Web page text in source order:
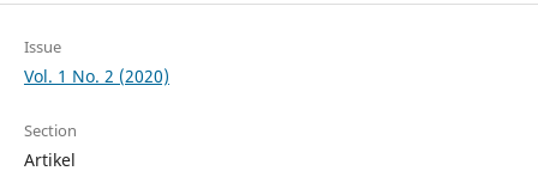
Issue
Vol. 1 No. 2 (2020)
Section
Artikel